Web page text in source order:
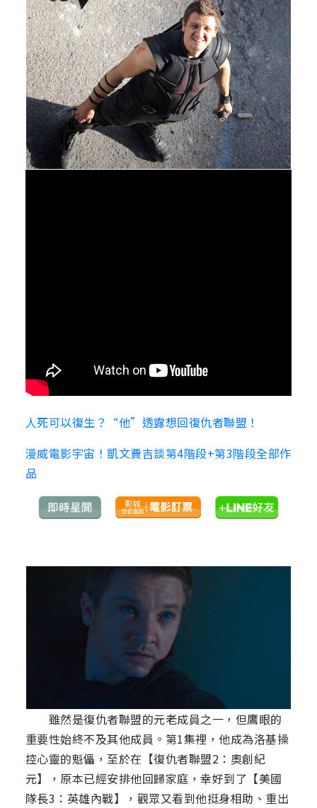
人死可以復生？“他”透露想回復仇者聯盟！
漫威電影宇宙！凱文費吉談第4階段+第3階段全部作
品
雖然是復仇者聯盟的元老成員之一，但鷹眼的
重要性始終不及其他成員。第1集裡，他成為洛基操
控心靈的魁儡，至於在【復仇者聯盟2：奧創紀
元】，原本已經安排他回歸家庭，幸好到了【美國
隊長3：英雄內戰】，觀眾又看到他挺身相助、重出